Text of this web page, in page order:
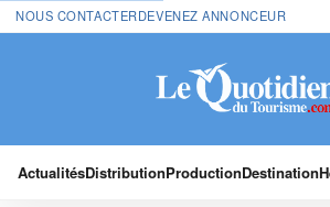
NOUS CONTACTERDEVENEZ ANNONCEUR
ActualitésDistributionProductionDestination